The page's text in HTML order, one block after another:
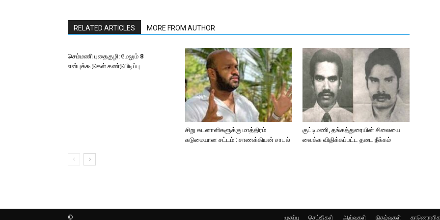
RELATED ARTICLES MORE FROM AUTHOR
செம்மணி புதைகுழி: மேலும் 8
என்புக்கூடுகள் கண்டுபிடிப்பு
சிறு கடனாளிகளுக்கு மாத்திரம்
கடுமையான சட்டம் : சாணக்கியன் சாடல்
குட்டிமணி, தங்கத்துரையின் சிலையை
வைக்க விதிக்கப்பட்ட தடை நீக்கம்
முகப்பு செய்திகள் ஆய்வுகள் நிகழ்வுகள்
©